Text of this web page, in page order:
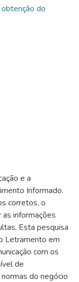
do
e a
Informado.
corretos, o
informações
Esta pesquisa
Letramento em
com os
de
do negócio